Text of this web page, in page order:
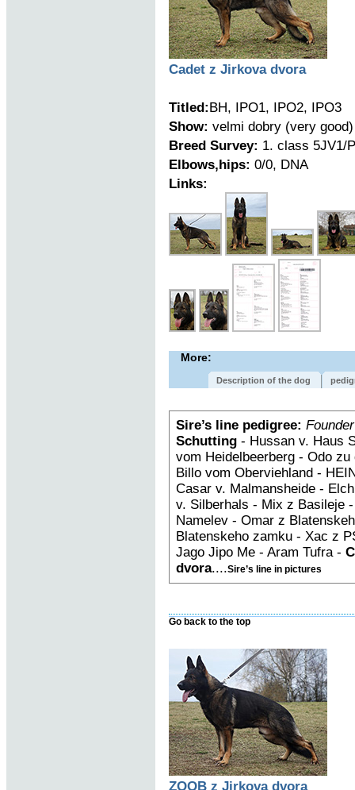
Cadet z Jirkova dvora
Titled:BH, IPO1, IPO2, IPO3
Show: velmi dobry (very good)
Breed Survey: 1. class 5JV1/
Elbows,hips: 0/0, DNA
Links:
More:
Description of the dog
Sire’s line pedigree: Founder
Schutting - Hussan v. Haus
vom Heidelbeerberg - Odo zu
Billo vom Oberviehland -
Casar v. Malmansheide -
v. Silberhals - Mix z Basileje
Namelev - Omar z
Blatenskeho zamku - Xac z
Jago Jipo Me - Aram Tufra -
dvora....Sire’s line in pictures
Go back to the top
ZOOB z Jirkova dvora